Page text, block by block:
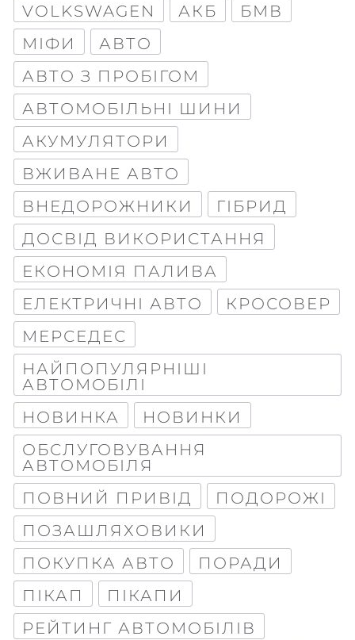
VOLKSWAGEN
АКБ
БМВ
МІФИ
АВТО
АВТО З ПРОБІГОМ
АВТОМОБІЛЬНІ ШИНИ
АКУМУЛЯТОРИ
ВЖИВАНЕ АВТО
ВНЕДОРОЖНИКИ
ГІБРИД
ДОСВІД ВИКОРИСТАННЯ
ЕКОНОМІЯ ПАЛИВА
ЕЛЕКТРИЧНІ АВТО
КРОСОВЕР
МЕРСЕДЕС
НАЙПОПУЛЯРНІШІ
АВТОМОБІЛІ
НОВИНКА
НОВИНКИ
ОБСЛУГОВУВАННЯ
АВТОМОБІЛЯ
ПОВНИЙ ПРИВІД
ПОДОРОЖІ
ПОЗАШЛЯХОВИКИ
ПОКУПКА АВТО
ПОРАДИ
ПІКАП
ПІКАПИ
РЕЙТИНГ АВТОМОБІЛІВ